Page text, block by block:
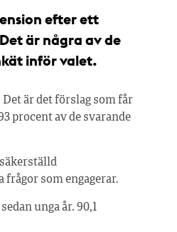
efter ett
är några av de
inför valet.
är det förslag som får
procent av de svarande
som engagerar.
unga år. 90,1